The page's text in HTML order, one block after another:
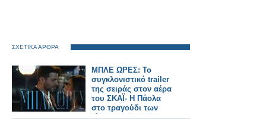
ΣΧΕΤΙΚΑ ΑΡΘΡΑ
ΜΠΛΕ ΩΡΕΣ: Το
συγκλονιστικό trailer
της σειράς στον αέρα
του ΣΚΑΪ- Η Πάολα
στο τραγούδι των
τίτλων